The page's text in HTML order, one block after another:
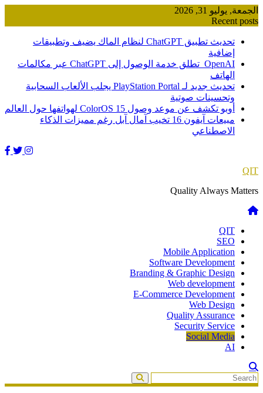
Skip
to
الجمعة, يوليو 31, 2026
Recent posts
تحديث تطبيق ChatGPT لنظام الماك يضيف وتطبيقات
إضافية
OpenAI تطلق خدمة الوصول إلى ChatGPT عبر مكالمات
الهاتف
تحديث جديد لـ PlayStation Portal يجلب الألعاب السحابية
وتحسينات صوتية
أوبو تكشف عن موعد وصول ColorOS 15 لهواتفها حول العالم
مبيعات آيفون 16 تخيب آمال آبل رغم مميزات الذكاء
الاصطناعي
QIT
Quality Always Matters
QIT
SEO
Mobile Application
Software Development
Branding & Graphic Design
Web development
E-Commerce Development
Web Design
Quality Assurance
Security Service
Social Media
AI